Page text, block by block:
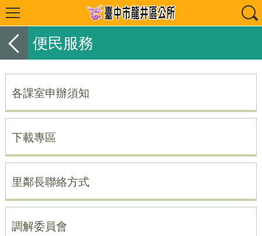
便民服務
各課室申辦須知
下載專區
里鄰長聯絡方式
調解委員會